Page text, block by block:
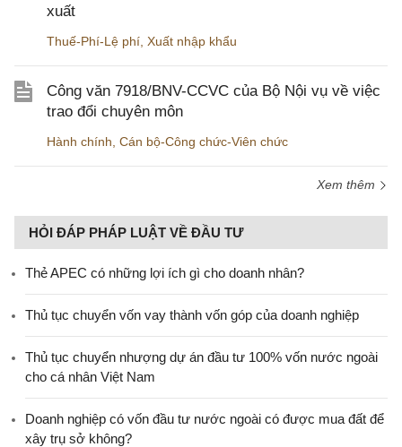
xuất
Thuế-Phí-Lệ phí Xuất nhập khẩu
Công văn 7918/BNV-CCVC của Bộ Nội vụ về việc
trao đổi chuyên môn
Hành chính Cán bộ-Công chức-Viên chức
Xem thêm
HỎI ĐÁP PHÁP LUẬT VỀ ĐẦU TƯ
Thẻ APEC có những lợi ích gì cho doanh nhân?
Thủ tục chuyển vốn vay thành vốn góp của doanh nghiệp
Thủ tục chuyển nhượng dự án đầu tư 100% vốn nước ngoài
cho cá nhân Việt Nam
Doanh nghiệp có vốn đầu tư nước ngoài có được mua đất để
xây trụ sở không?